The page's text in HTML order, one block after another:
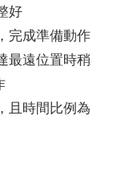
好
完成準備動作
最遠位置時稍
且時間比例為